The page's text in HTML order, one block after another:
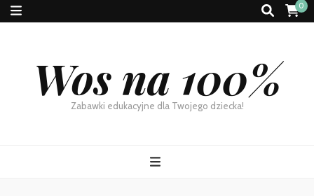
0
Wos na 100%
Zabawki edukacyjne dla Twojego dziecka!